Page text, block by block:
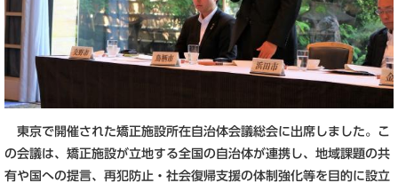
東京で開催された矯正施設所在自治体会議総会に出席しました。こ
の会議は、矯正施設が立地する全国の自治体が連携し、地域課題の共
有や国への提言、再犯防止・社会復帰支援の体制強化等を目的に設立